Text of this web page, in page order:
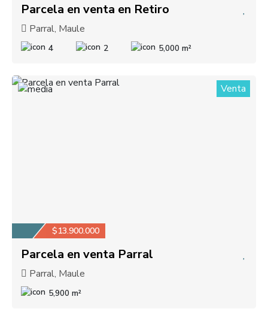
Parcela en venta en Retiro
Parral, Maule
4 2 5,000 m²
1 Venta
$13.900.000
Parcela en venta Parral
Parral, Maule
5,900 m²